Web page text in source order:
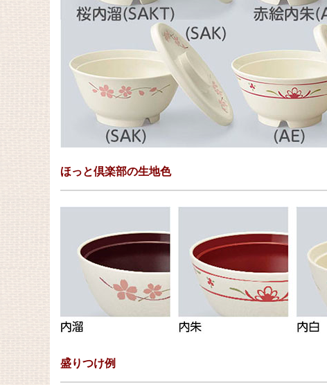
ほっと倶楽部の生地色
盛りつけ例